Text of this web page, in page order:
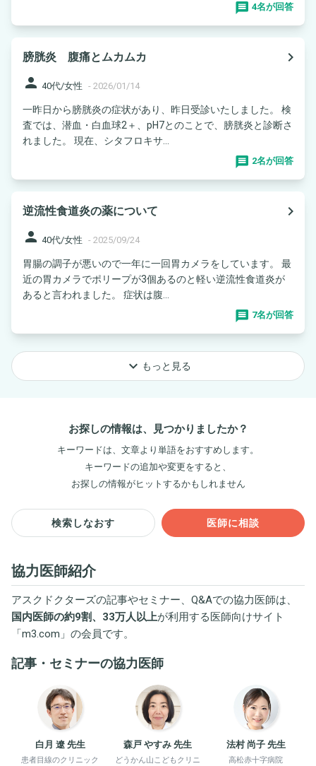
4名が回答
膀胱炎 腹痛とムカムカ
navigate_next
person 40代/女性 - 2026/01/14
一昨日から膀胱炎の症状があり、昨日受診いたしました。 検
査では、潜血・白血球2＋、pH7とのことで、膀胱炎と診断さ
れました。 現在、シタフロキサ...
2名が回答
逆流性食道炎の薬について
navigate_next
person 40代/女性 - 2025/09/24
胃腸の調子が悪いので一年に一回胃カメラをしています。 最
近の胃カメラでポリープが3個あるのと軽い逆流性食道炎が
あると言われました。 症状は腹...
7名が回答
keyboard_arrow_down もっと見る
お探しの情報は、見つかりましたか？
キーワードは、文章より単語をおすすめします。
キーワードの追加や変更をすると、
お探しの情報がヒットするかもしれません
検索しなおす 医師に相談
協力医師紹介
アスクドクターズの記事やセミナー、Q&Aでの協力医師は、
国内医師の約9割、33万人以上が利用する医師向けサイト
「m3.com 」の会員です。
記事・セミナーの協力医師
白月 遼 先生
患者目線のクリニック
森戸 やすみ 先生
どうかん山こどもクリニ
法村 尚子 先生
高松赤十字病院